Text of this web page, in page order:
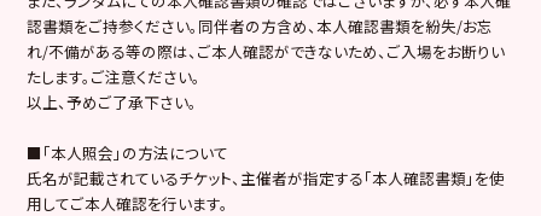
認書類をご持参ください。同伴者の方含め、本人確認書類を紛失/お忘
れ/不備がある等の際は、ご本人確認ができないため、ご入場をお断りい
たします。ご注意ください。
以上、予めご了承下さい。
■「本人照会」の方法について
氏名が記載されているチケット、主催者が指定する「本人確認書類」を使
用してご本人確認を行います。